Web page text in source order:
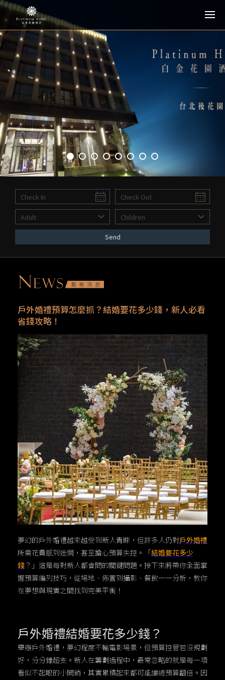
Send
戶外婚禮預算怎麼抓？結婚要花多少錢，新人必看
省錢攻略！
夢幻的戶外婚禮越來越受到新人青睞，但許多人仍對戶外婚禮
所需花費感到迷惘，甚至擔心預算失控。「結婚要花多少
錢？」這是每對新人都會問的關鍵問題。接下來將帶你全面掌
握預算編列技巧，從場地、佈置到攝影、餐飲一一分析，教你
在夢想與現實之間找到完美平衡！
戶外婚禮結婚要花多少錢？
舉辦戶外婚禮，夢幻程度不輸電影場景，但預算控管若沒規劃
好，分分鐘超支。新人在籌劃過程中，最常忽略的就是每一項
看似不起眼的小開銷，其實累積起來都可能讓總預算翻倍。因